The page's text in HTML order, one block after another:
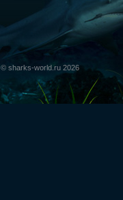
© sharks-world.ru 2026